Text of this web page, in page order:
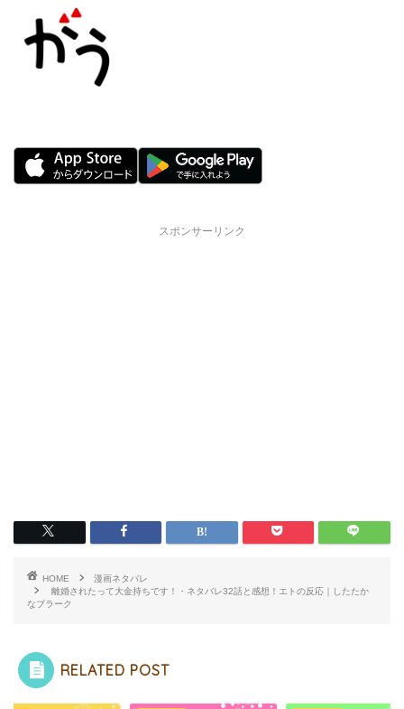
スポンサーリンク
HOME
漫画ネタバレ
離婚されたって大金持ちです！・ネタバレ32話と感想！エトの反応｜したたか
なブラーク
RELATED POST